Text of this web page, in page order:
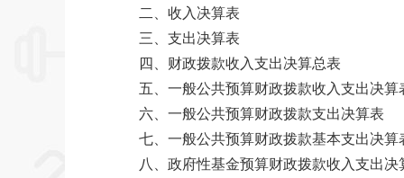
二、收入决算表
三、支出决算表
四、财政拨款收入支出决算总表
五、一般公共预算财政拨款收入支出决算
六、一般公共预算财政拨款支出决算表
七、一般公共预算财政拨款基本支出决算
八、政府性基金预算财政拨款收入支出决